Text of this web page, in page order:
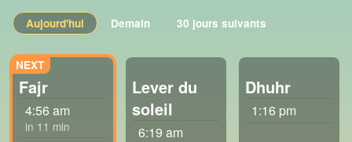
Aujourd'hui Demain 30 jours suivants
Fajr
4:56 am
in 11 min
Lever du
soleil
6:19 am
Dhuhr
1:16 pm